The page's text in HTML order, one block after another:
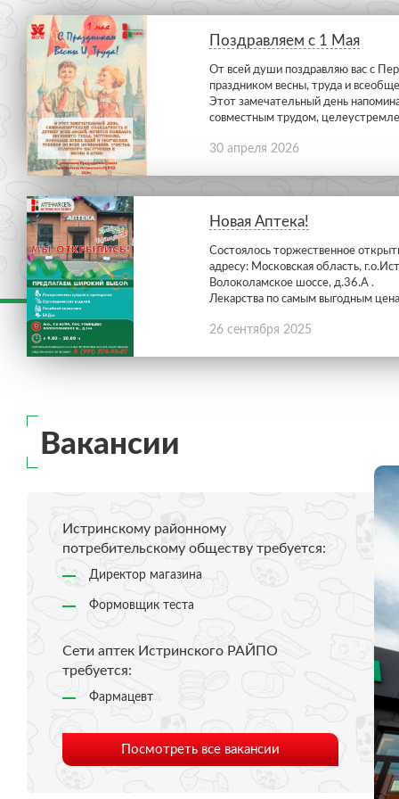
Поздравляем с 1 Мая
От всей души поздравляю вас с
праздником весны, труда и
Этот замечательный день
совместным трудом,
из нас вносит свой вклад в
С праздником весны и труда!
30 апреля 2026
Новая Аптека!
Состоялось торжественное
адресу: Московская область,
Волоколамское шоссе, д.36.А .
Лекарства по самым выгодным
выбором от обычных
26 сентября 2025
Вакансии
Истринскому районному
потребительскому обществу требуется:
Директор магазина
Формовщик теста
Сети аптек Истринского РАЙПО
требуется:
Фармацевт
Посмотреть все вакансии